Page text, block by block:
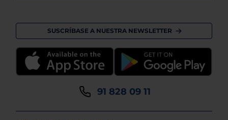
SUSCRÍBASE A NUESTRA NEWSLETTER
91 828 09 11